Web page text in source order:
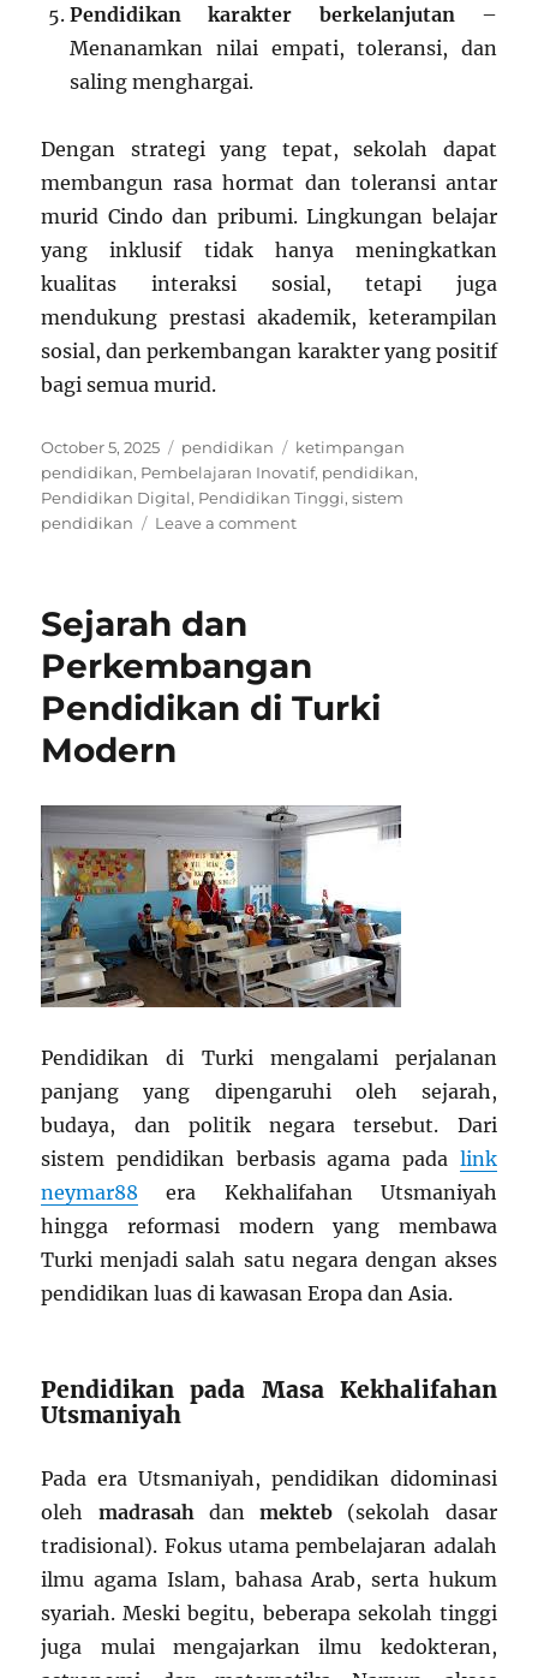
Pendidikan karakter berkelanjutan–
Menanamkan nilai empati, toleransi, dan
saling menghargai.
Dengan strategi yang tepat, sekolah dapat
membangun rasa hormat dan toleransi antar
murid Cindo dan pribumi. Lingkungan belajar
yang inklusif tidak hanya meningkatkan
kualitas interaksi sosial, tetapi juga
mendukung prestasi akademik, keterampilan
sosial, dan perkembangan karakter yang positif
bagi semua murid.
Posted
on
October 5, 2025 Categories
pendidikan Tags
ketimpangan
pendidikan, Pembelajaran Inovatif, pendidikan,
Pendidikan Digital, Pendidikan Tinggi,sistem
pendidikan
Leave a commenton
Antar
Murid
Cindo
Sejarah dan
Perkembangan
Pendidikan di Turki
Modern
Pendidikan di Turki mengalami perjalanan
panjang yang dipengaruhi oleh sejarah,
budaya, dan politik negara tersebut. Dari
sistem pendidikan berbasis agama pada link
neymar88 era Kekhalifahan Utsmaniyah
hingga reformasi modern yang membawa
Turki menjadi salah satu negara dengan akses
pendidikan luas di kawasan Eropa dan Asia.
Pendidikan pada Masa Kekhalifahan
Utsmaniyah
Pada era Utsmaniyah, pendidikan didominasi
oleh madrasahdanmekteb (sekolah dasar
tradisional). Fokus utama pembelajaran adalah
ilmu agama Islam, bahasa Arab, serta hukum
syariah. Meski begitu, beberapa sekolah tinggi
juga mulai mengajarkan ilmu kedokteran,